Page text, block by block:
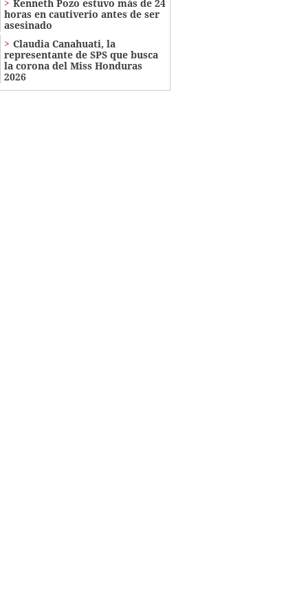
Kenneth Pozo estuvo más de 24
horas en cautiverio antes de ser
asesinado
Claudia Canahuati, la
representante de SPS que busca
la corona del Miss Honduras
2026